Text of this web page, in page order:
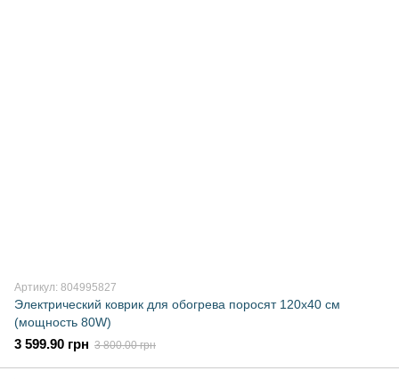
Артикул: 804995827
Электрический коврик для обогрева поросят 120х40 см
(мощность 80W)
3 599.90 грн 3 800.00 грн